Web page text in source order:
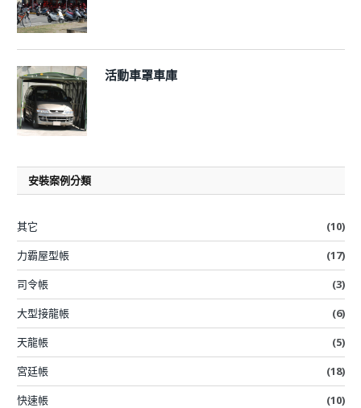
活動車罩車庫
安裝案例分類
其它
(10)
力霸屋型帳
(17)
司令帳
(3)
大型接龍帳
(6)
天龍帳
(5)
宮廷帳
(18)
快速帳
(10)